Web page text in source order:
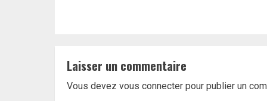
Laisser un commentaire
Vous devez vous connecter pour publier un